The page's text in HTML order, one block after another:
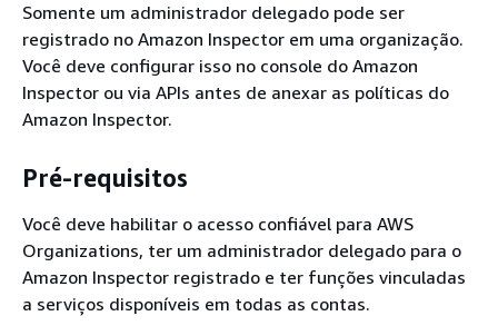
Somente um administrador delegado pode ser
registrado no Amazon Inspector em uma organização.
Você deve configurar isso no console do Amazon
Inspector ou via APIs antes de anexar as políticas do
Amazon Inspector.
Pré-requisitos
Você deve habilitar o acesso confiável para AWS
Organizations, ter um administrador delegado para o
Amazon Inspector registrado e ter funções vinculadas
a serviços disponíveis em todas as contas.